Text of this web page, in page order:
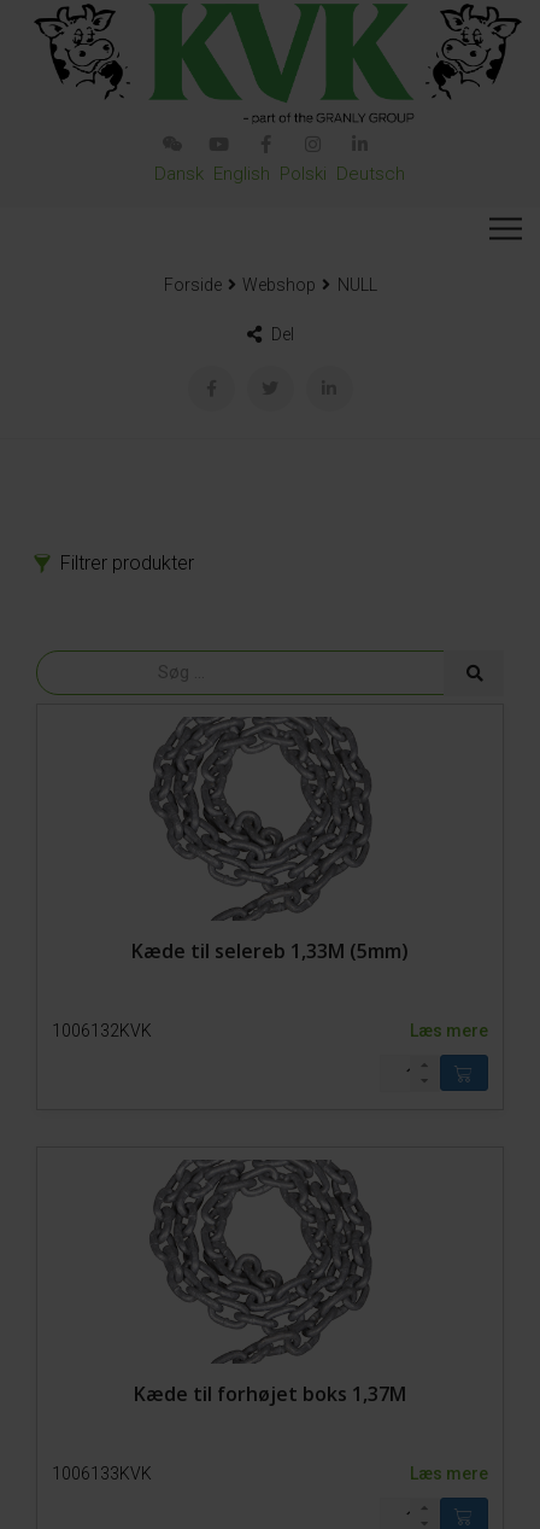
Dansk English Polski Deutsch
Forside Webshop NULL
Del
Filtrer produkter
Tilbehør
Kæde til selereb 1,33M (5mm)
1006132KVK Læs mere
Kæde til forhøjet boks 1,37M
1006133KVK Læs mere